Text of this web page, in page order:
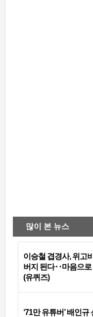
많이 본 뉴스
이승철 겹경사, 위고
버지 된다‥마음으로
(유퀴즈)
‘71만 유튜버’ 배인